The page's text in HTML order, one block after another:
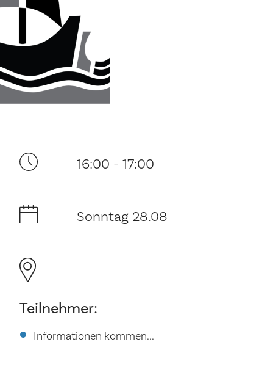
Ditt besøk
Musikk
Historie og arkitektur
16:00 - 17:00
Sonntag 28.08
Teilnehmer:
Informationen kommen...